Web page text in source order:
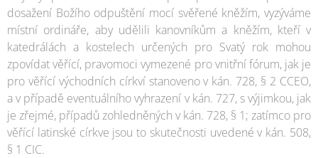
dosažení Božího odpuštění mocí svěřené kněžím, vyzýváme
místní ordináře, aby udělili kanovníkům a kněžím, kteří v
katedrálách a kostelech určených pro Svatý rok mohou
zpovídat věřící, pravomoci vymezené pro vnitřní fórum, jak je
pro věřící východních církví stanoveno v kán. 728, § 2 CCEO,
a v případě eventuálního vyhrazení v kán. 727, s výjimkou, jak
je zřejmé, případů zohledněných v kán. 728, § 1; zatímco pro
věřící latinské církve jsou to skutečnosti uvedené v kán. 508,
§ 1 CIC.